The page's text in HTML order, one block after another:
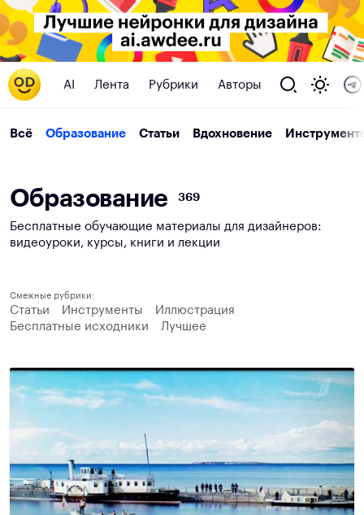
AI Лента Рубрики Авторы
Всё Образование Статьи Вдохновение
Образование 369
Бесплатные обучающие материалы для дизайнеров:
видеоуроки, курсы, книги и лекции
Смежные рубрики:
Статьи Инструменты
Иллюстрация
Бесплатные исходники
Лучшее